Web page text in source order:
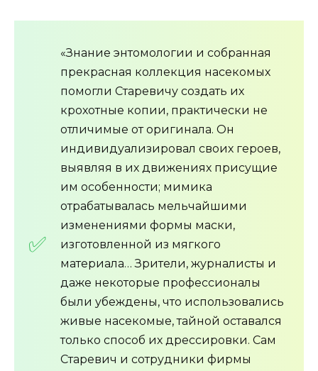
«Знание энтомологии и собранная
прекрасная коллекция насекомых
помогли Старевичу создать их
крохотные копии, практически не
отличимые от оригинала. Он
индивидуализировал своих героев,
выявляя в их движениях присущие
им особенности; мимика
отрабатывалась мельчайшими
изменениями формы маски,
изготовленной из мягкого
материала… Зрители, журналисты и
даже некоторые профессионалы
были убеждены, что использовались
живые насекомые, тайной оставался
только способ их дрессировки. Сам
Старевич и сотрудники фирмы